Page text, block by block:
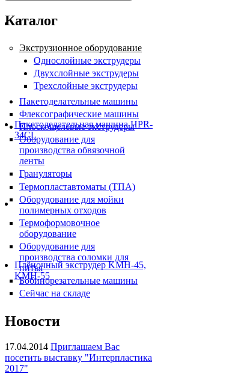
Пакетоделательная машина HPR-
34CL
Плёночный экструдер KMH-45,
KMH-55
Каталог
Экструзионное оборудование
Однослойные экструдеры
Двухслойные экструдеры
Трехслойные экструдеры
Пакетоделательные машины
Флексографические машины
Плоскощелевые экструдеры
Оборудование для
производства обвязочной
ленты
Грануляторы
Термопластавтоматы (ТПА)
Оборудование для мойки
полимерных отходов
Термоформовочное
оборудование
Оборудование для
производства соломки для
питья
Бобинорезательные машины
Сейчас на складе
Новости
17.04.2014 Приглашаем Вас
посетить выставку "Интерпластика
2017"